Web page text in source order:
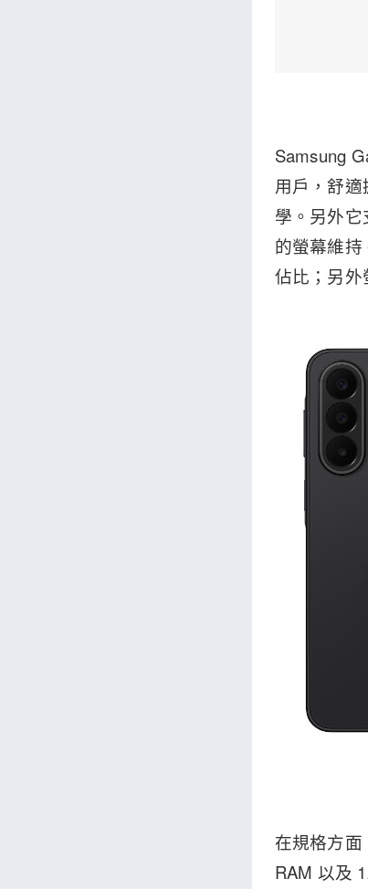
Samsung
用戶，舒
學。另外
的螢幕維
佔比；另外
在規格方面
RAM 以及